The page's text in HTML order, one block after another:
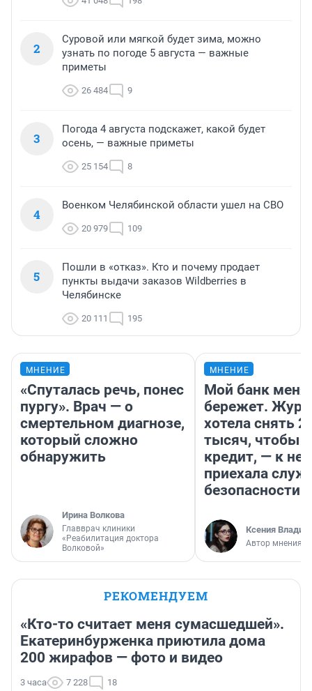
2
Суровой или мягкой будет зима, можно
узнать по погоде 5 августа — важные
приметы
26 484 9
3
Погода 4 августа подскажет, какой будет
осень, — важные приметы
25 154 8
4
Военком Челябинской области ушел на СВО
20 979 109
5
Пошли в «отказ». Кто и почему продает
пункты выдачи заказов Wildberries в
Челябинске
20 111 195
МНЕНИЕ
«Спуталась речь, понес
пургу». Врач — о
смертельном диагнозе,
который сложно
обнаружить
Ирина Волкова
Главврач клиники
«Реабилитация доктора
Волковой»
МНЕНИЕ
Мой банк меня
бережет.
хотела снять
тысяч, чтобы
кредит, — к
приехала
безопасности
Ксения
Автор мнения
РЕКОМЕНДУЕМ
«Кто-то считает меня сумасшедшей».
Екатеринбурженка приютила дома
200 жирафов — фото и видео
3 часа 7 228 18